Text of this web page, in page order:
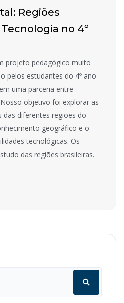
Regiões
no 4º
projeto pedagógico muito
pelos estudantes do 4º ano
uma parceria entre
objetivo foi explorar as
das diferentes regiões do
geográfico e o
tecnológicas. Os
das regiões brasileiras.